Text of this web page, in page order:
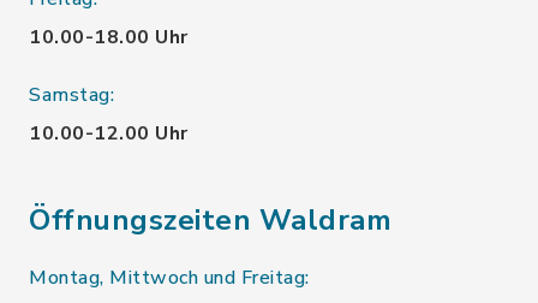
10.00-18.00 Uhr
Samstag:
10.00-12.00 Uhr
Öffnungszeiten Waldram
Montag, Mittwoch und Freitag: